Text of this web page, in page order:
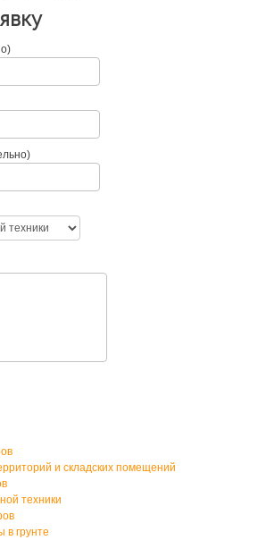
и складских помещений
техники
в грунте